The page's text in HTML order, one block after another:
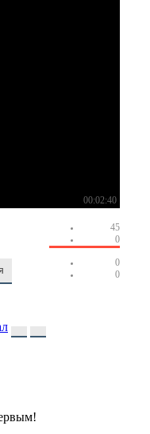
00:02:40
45
0
0
0